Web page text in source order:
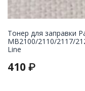
Тонер для заправки
MB2100/2110/2117/
Line
410 ₽